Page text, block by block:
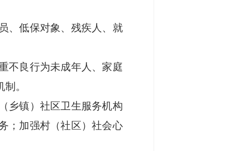
、低保对象、残疾人、就
不良行为未成年人、家庭
制 。
（乡镇） 社区卫生服务机构
； 加强村（社区） 社会心